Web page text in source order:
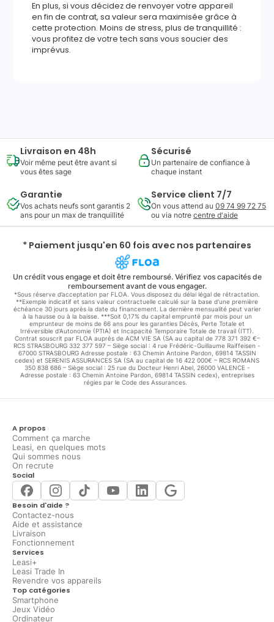
En plus, si vous décidez de renvoyer votre appareil
en fin de contrat, sa valeur sera maximisée grâce à
cette protection. Moins de stress, plus de tranquillité :
vous profitez de votre tech sans vous soucier des
imprévus.
Livraison en 48h
Voir même peut être avant si
vous êtes sage
Sécurisé
Un partenaire de confiance à
chaque instant
Garantie
Vos achats neufs sont garantis 2
ans pour un max de tranquillité
Service client 7/7
On vous attend au 09 74 99 72 75
ou via notre centre d'aide
* Paiement jusqu'en 60 fois avec nos partenaires
Un crédit vous engage et doit être remboursé. Vérifiez vos capacités de
remboursement avant de vous engager.
*Sous réserve d’acceptation par FLOA. Vous disposez du délai légal de rétractation.
**Exemple indicatif et sans valeur contractuelle calculé sur la base d'une première
échéance 30 jours après la date du financement. La dernière mensualité peut varier
à la hausse ou à la baisse. ***Soit 0,17% du capital emprunté par mois pour un
emprunteur de moins de 66 ans pour les garanties Décès, Perte Totale et
Irréversible d'Autonomie (PTIA) et Incapacité Temporaire Totale de travail (ITT).
Contrat souscrit par FLOA auprès de ACM VIE SA (SA au capital de 778 371 392 €–
RCS STRASBOURG 332 377 597 – Siège social : 4 rue Frédéric-Guillaume Raiffeisen -
67000 STRASBOURG Adresse postale : 63 Chemin Antoine Pardon, 69814 TASSIN
cedex) et SERENIS ASSURANCES SA (SA au capital de 16 422 000€ – RCS ROMANS
350 838 686 – Siège social : 25 rue du Docteur Henri Abel, 26000 VALENCE -
Adresse postale : 63 Chemin Antoine Pardon, 69814 TASSIN cedex), entreprises
régies par le Code des Assurances.
A propos
Comment ça marche
Leasi, en quelques mots
Qui sommes nous
On recrute
Social
Besoin d'aide ?
Contactez-nous
Aide et assistance
Livraison
Fonctionnement
Services
Leasi+
Leasi Trade In
Revendre vos appareils
Top catégories
Smartphone
Jeux Vidéo
Ordinateur